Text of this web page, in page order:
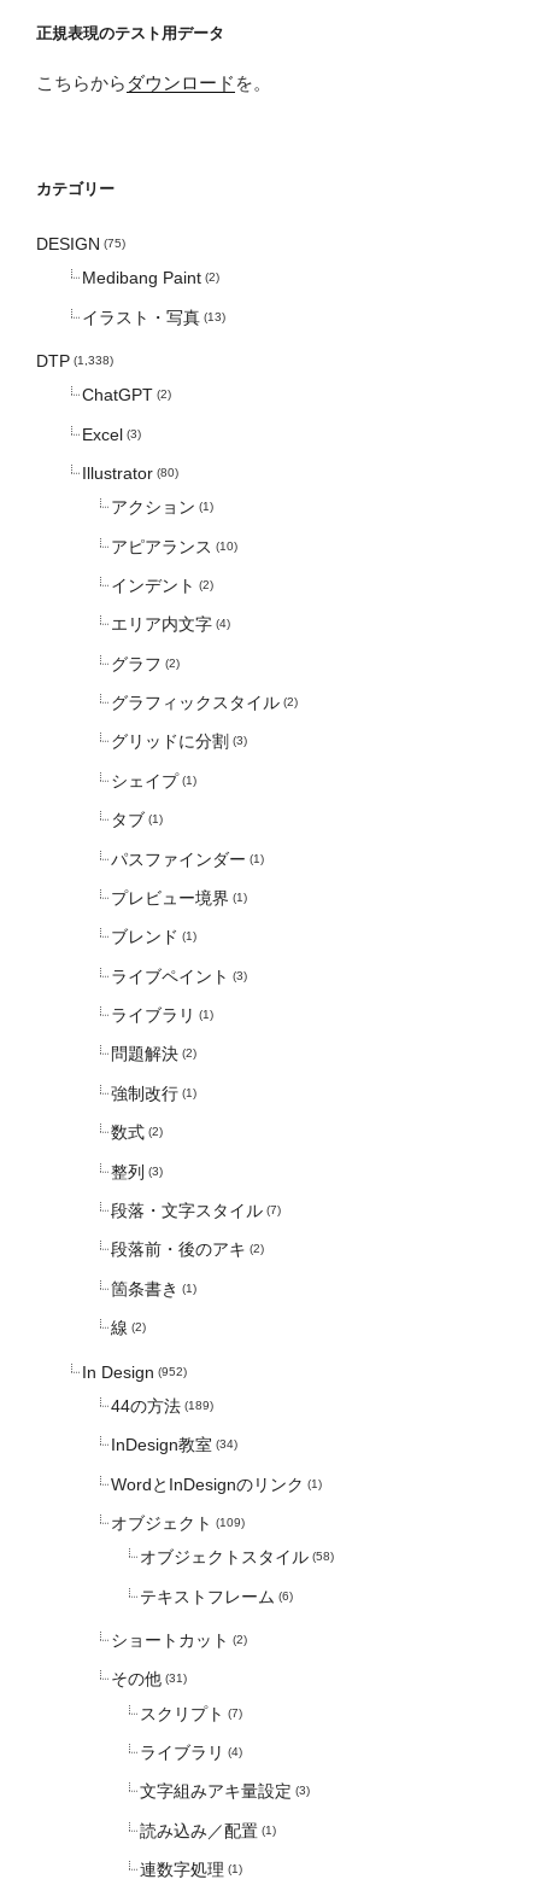
正規表現のテスト用データ
こちらから ダウンロード を。
カテゴリー
DESIGN (75)
Medibang Paint (2)
イラスト・写真 (13)
DTP (1,338)
ChatGPT (2)
Excel (3)
Illustrator (80)
アクション (1)
アピアランス (10)
インデント (2)
エリア内文字 (4)
グラフ (2)
グラフィックスタイル (2)
グリッドに分割 (3)
シェイプ (1)
タブ (1)
パスファインダー (1)
プレビュー境界 (1)
ブレンド (1)
ライブペイント (3)
ライブラリ (1)
問題解決 (2)
強制改行 (1)
数式 (2)
整列 (3)
段落・文字スタイル (7)
段落前・後のアキ (2)
箇条書き (1)
線 (2)
In Design (952)
44の方法 (189)
InDesign教室 (34)
WordとInDesignのリンク (1)
オブジェクト (109)
オブジェクトスタイル (58)
テキストフレーム (6)
ショートカット (2)
その他 (31)
スクリプト (7)
ライブラリ (4)
文字組みアキ量設定 (3)
読み込み／配置 (1)
連数字処理 (1)